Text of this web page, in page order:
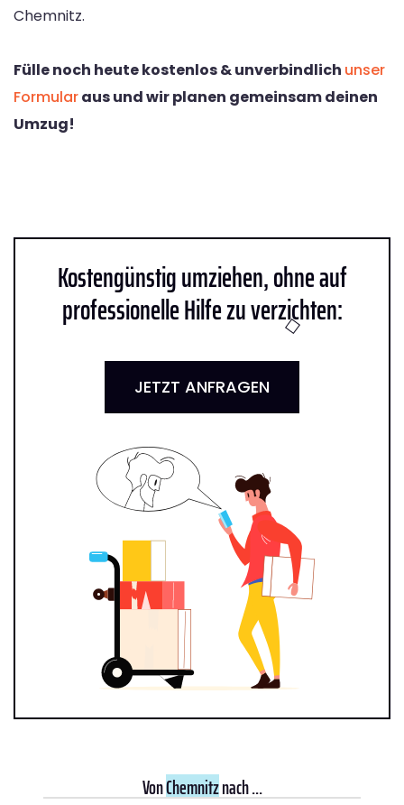
Chemnitz.
Fülle noch heute kostenlos & unverbindlich unser
Formularaus und wir planen gemeinsam deinen
Umzug!
Kostengünstig umziehen, ohne auf
professionelle Hilfe zu verzichten:
JETZT ANFRAGEN
VonChemnitznach ...